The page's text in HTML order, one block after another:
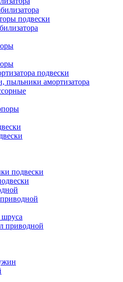
подвески
подвески
пыльники амортизатора
подвески
приводной